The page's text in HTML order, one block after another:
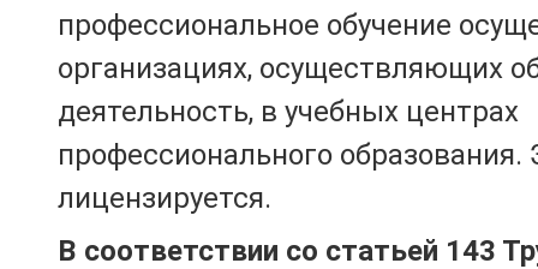
профессиональное обучение
организациях, осуществляющих
деятельность, в учебных центрах
профессионального образования.
лицензируется.
В соответствии со статьей 143